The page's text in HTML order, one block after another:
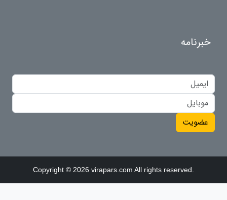
خبرنامه
عضویت
Copyright © 2026 virapars.com All rights reserved.